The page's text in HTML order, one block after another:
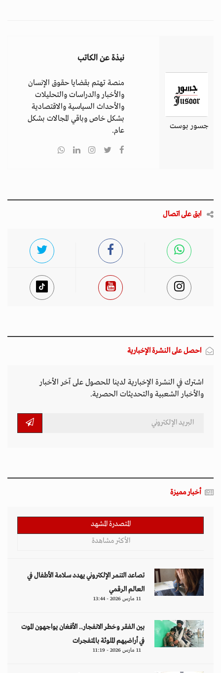
جسور بوست
نبذة عن الكاتب
منصة تهتم بقضايا حقوق الإنسان
والأخبار والدراسات والتحليلات
والأحداث السياسية والاقتصادية
بشكل خاص وباقي المجالات بشكل
عام.
ابق على اتصال
احصل على النشرة الإخبارية
اشترك في النشرة الإخبارية لدينا للحصول على آخر الأخبار
والأخبار الشعبية والتحديثات الحصرية.
أخبار مميزة
المتصدرة المشهد
الأكثر مشاهدة
تصاعد التنمر الإلكتروني يهدد سلامة الأطفال في
العالم الرقمي
11 مارس 2026 - 13:44
بين الفقر وخطر الانفجار.. الأفغان يواجهون الموت
في أراضيهم الملوثة بالمتفجرات
11 مارس 2026 - 11:19